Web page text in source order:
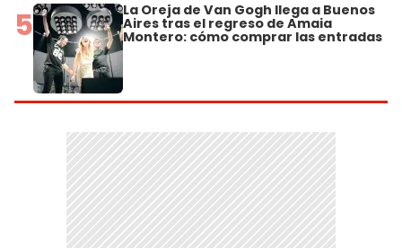
5 La Oreja de Van Gogh llega a Buenos
Aires tras el regreso de Amaia
Montero: cómo comprar las entradas